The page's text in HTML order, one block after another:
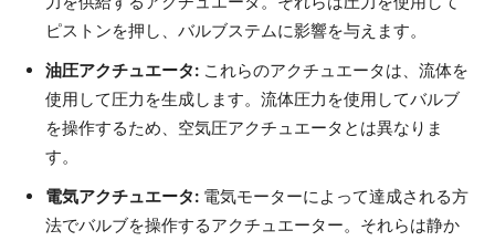
ピストンを押し、バルブステムに影響を与えます。
油圧アクチュエータ: これらのアクチュエータは、流体を
使用して圧力を生成します。流体圧力を使用してバルブ
を操作するため、空気圧アクチュエータとは異なりま
す。
電気アクチュエータ: 電気モーターによって達成される方
法でバルブを操作するアクチュエーター。それらは静か